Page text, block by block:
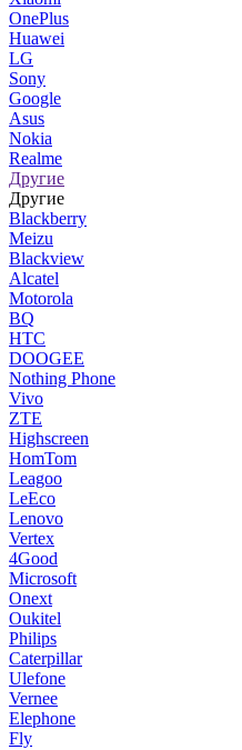
OnePlus
Huawei
LG
Sony
Google
Asus
Nokia
Realme
Другие
Другие
Blackberry
Meizu
Blackview
Alcatel
Motorola
BQ
HTC
DOOGEE
Nothing Phone
Vivo
ZTE
Highscreen
HomTom
Leagoo
LeEco
Lenovo
Vertex
4Good
Microsoft
Onext
Oukitel
Philips
Caterpillar
Ulefone
Vernee
Elephone
Fly